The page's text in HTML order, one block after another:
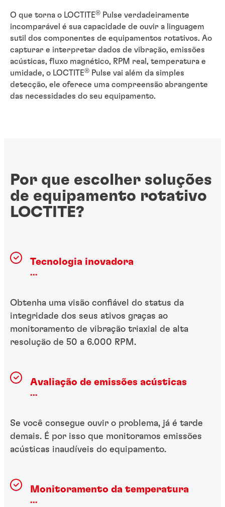
O que torna o LOCTITE®
Pulse verdadeiramente
incomparável é sua capacidade de ouvir a linguagem
sutil dos componentes de equipamentos rotativos. Ao
capturar e interpretar dados de vibração, emissões
acústicas, fluxo magnético, RPM real, temperatura e
umidade, o LOCTITE®
Pulse vai além da simples
detecção, ele oferece uma compreensão abrangente
das necessidades do seu equipamento.
Por que escolher soluções
de equipamento rotativo
LOCTITE?
Tecnologia inovadora
...
Obtenha uma visão confiável do status da
integridade dos seus ativos graças ao
monitoramento de vibração triaxial de alta
resolução de 50 a 6.000 RPM.
Avaliação de emissões acústicas
...
Se você consegue ouvir o problema, já é tarde
demais. É por isso que monitoramos emissões
acústicas inaudíveis do equipamento.
Monitoramento da temperatura
...